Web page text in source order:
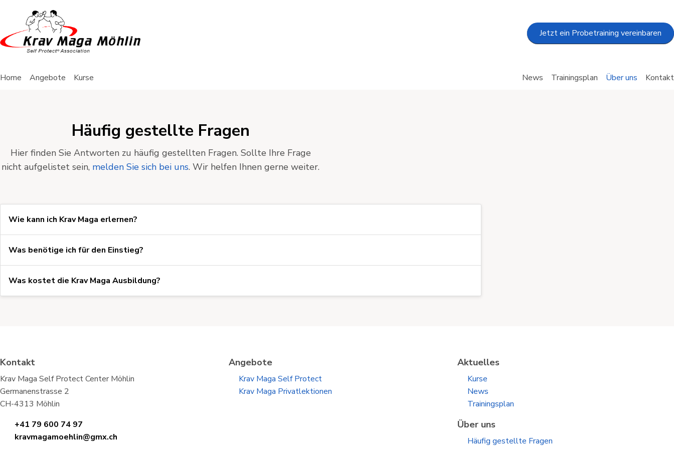
Jetzt ein Probetraining vereinbaren
Home Angebote Kurse News Trainingsplan Über uns Kontakt
Häufig gestellte Fragen
Hier finden Sie Antworten zu häufig gestellten Fragen. Sollte Ihre Frage
nicht aufgelistet sein, melden Sie sich bei uns. Wir helfen Ihnen gerne weiter.
Wie kann ich Krav Maga erlernen?
Was benötige ich für den Einstieg?
Was kostet die Krav Maga Ausbildung?
Kontakt
Krav Maga Self Protect Center Möhlin
Germanenstrasse 2
CH-4313 Möhlin
+41 79 600 74 97
kravmagamoehlin@gmx.ch
Angebote
Krav Maga Self Protect
Krav Maga Privatlektionen
Aktuelles
Kurse
News
Trainingsplan
Über uns
Häufig gestellte Fragen